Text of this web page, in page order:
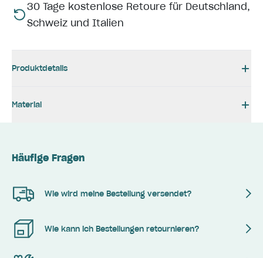
30 Tage kostenlose Retoure für Deutschland,
Schweiz und Italien
Produktdetails
Material
Häufige Fragen
Wie wird meine Bestellung versendet?
Wie kann ich Bestellungen retournieren?